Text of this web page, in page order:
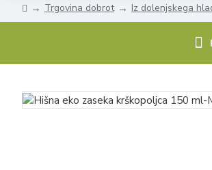
Trgovina dobrot Iz dolenjskega